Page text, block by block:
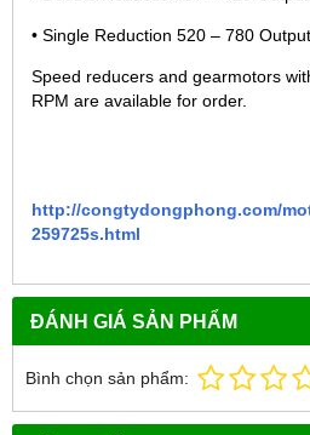
• Single Reduction 520 – 780
Speed reducers and gearmotors
RPM are available for order.
http://congtydongphong.com/
259725s.html
ĐÁNH GIÁ SẢN PHẨM
Bình chọn sản phẩm: